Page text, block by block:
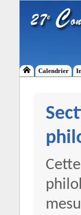
Calendrier